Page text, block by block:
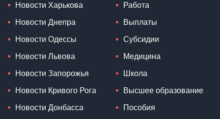
Новости Харькова
Новости Днепра
Новости Одессы
Новости Львова
Новости Запорожья
Новости Кривого Рога
Новости Донбасса
Работа
Выплаты
Субсидии
Медицина
Школа
Высшее образование
Пособия